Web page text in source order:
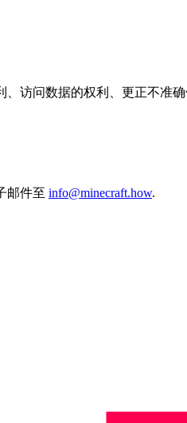
访问数据的权利、更正不准
邮件至 info@minecraft.how.